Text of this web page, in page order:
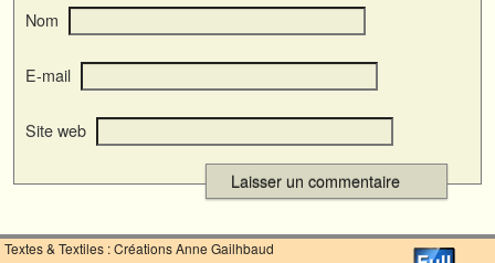
Nom
E-mail
Site web
Textes & Textiles : Créations Anne Gailhbaud